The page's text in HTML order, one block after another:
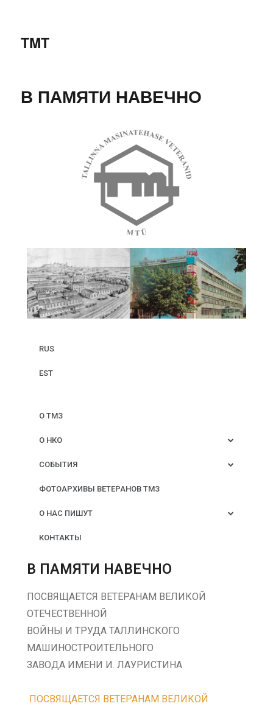
TMT
В ПАМЯТИ НАВЕЧНО
RUS
EST
О ТМЗ
О НКО
СОБЫТИЯ
ФОТОАРХИВЫ ВЕТЕРАНОВ ТМЗ
О НАС ПИШУТ
КОНТАКТЫ
В ПАМЯТИ НАВЕЧНО
ПОСВЯЩАЕТСЯ ВЕТЕРАНАМ ВЕЛИКОЙ
ОТЕЧЕСТВЕННОЙ
ВОЙНЫ И ТРУДА ТАЛЛИНСКОГО
МАШИНОСТРОИТЕЛЬНОГО
ЗАВОДА ИМЕНИ И. ЛАУРИСТИНА
ПОСВЯЩАЕТСЯ ВЕТЕРАНАМ ВЕЛИКОЙ